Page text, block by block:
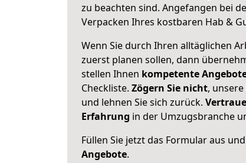
zu beachten sind. Angefangen bei
Verpacken Ihres kostbaren Hab &
Wenn Sie durch Ihren alltäglichen
zuerst planen sollen, dann
stellen Ihnen kompetente
Checkliste. Zögern Sie nicht,
und lehnen Sie sich zurück.
Erfahrung in der Umzugsbranche
Füllen Sie jetzt das Formular aus und
Angebote.